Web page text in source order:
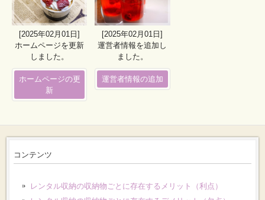
[2025年02月01日]
ホームページを更新
しました。
ホームページの更
新
[2025年02月01日]
運営者情報を追加し
ました。
運営者情報の追加
コンテンツ
レンタル収納の収納物ごとに存在するメリット（利点）